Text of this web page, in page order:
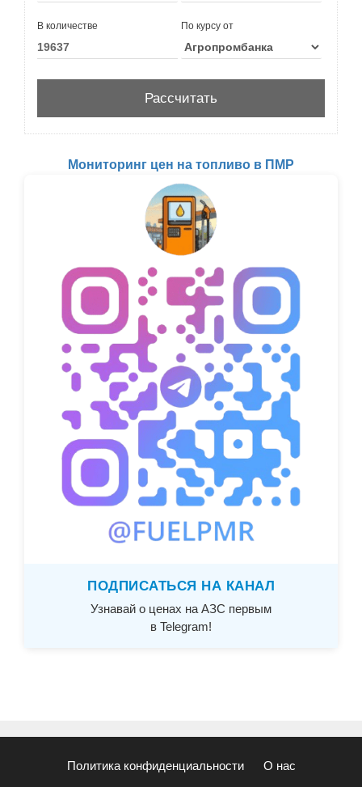
В количестве По курсу от
Мониторинг цен на топливо в ПМР
ПОДПИСАТЬСЯ НА КАНАЛ
Узнавай о ценах на АЗС первым
в Telegram!
Политика конфиденциальности О нас